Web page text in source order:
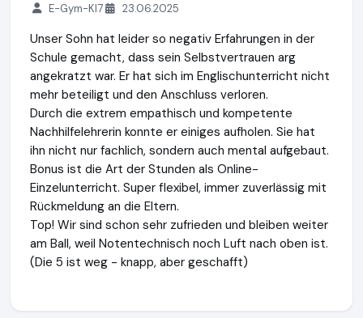
E-Gym-Kl7 23.06.2025
Unser Sohn hat leider so negativ Erfahrungen in der
Schule gemacht, dass sein Selbstvertrauen arg
angekratzt war. Er hat sich im Englischunterricht nicht
mehr beteiligt und den Anschluss verloren.
Durch die extrem empathisch und kompetente
Nachhilfelehrerin konnte er einiges aufholen. Sie hat
ihn nicht nur fachlich, sondern auch mental aufgebaut.
Bonus ist die Art der Stunden als Online-
Einzelunterricht. Super flexibel, immer zuverlässig mit
Rückmeldung an die Eltern.
Top! Wir sind schon sehr zufrieden und bleiben weiter
am Ball, weil Notentechnisch noch Luft nach oben ist.
(Die 5 ist weg - knapp, aber geschafft)